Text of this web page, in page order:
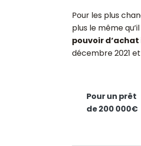
Pour les plus
plus le même
pouvoir
décembre 2021
Pour un prêt
de 200 000€